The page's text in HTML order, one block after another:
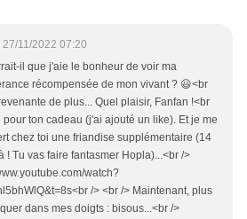
27/11/2022 07:20
il que j'aie le bonheur de voir ma
récompensée de mon vivant ? 😃<br
de plus... Quel plaisir, Fanfan !<br
pour ton cadeau (j'ai ajouté un like). Et je me
chez toi une friandise supplémentaire (14
! Tu vas faire fantasmer Hopla)...<br />
watch?
/> <br /> Maintenant, plus
dans mes doigts : bisous...<br />